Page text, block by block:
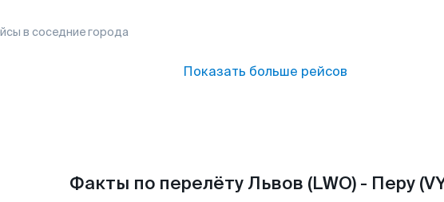
в соседние города
Показать больше рейсов
Факты по перелёту Львов (LWO) - Перу